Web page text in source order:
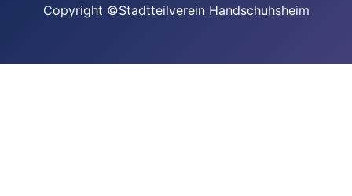
Copyright ©Stadtteilverein Handschuhsheim